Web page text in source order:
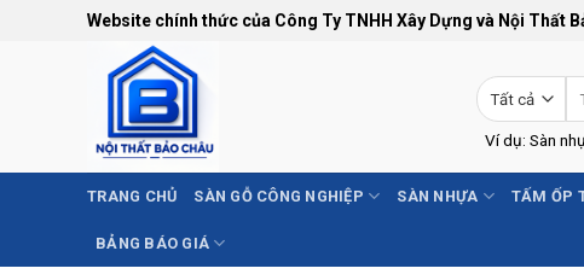
Website chính thức của Công Ty TNHH Xây Dựng và Nội Thất
Ví dụ: Sàn
TRANG CHỦ SÀN GỖ CÔNG NGHIỆP SÀN NHỰA TẤM ỐP
BẢNG BÁO GIÁ